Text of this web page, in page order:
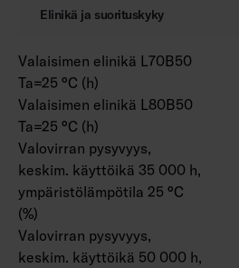
Elinikä ja suorituskyky
Valaisimen elinikä L70B50
Ta=25 °C (h)
Valaisimen elinikä L80B50
Ta=25 °C (h)
Valovirran pysyvyys,
keskim. käyttöikä 35 000 h,
ympäristölämpötila 25 °C
(%)
Valovirran pysyvyys,
keskim. käyttöikä 50 000 h,